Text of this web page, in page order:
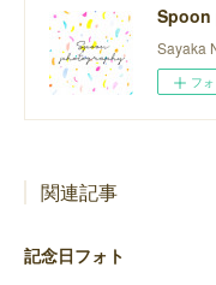
Sayaka
フ
関連記事
記念日フォト